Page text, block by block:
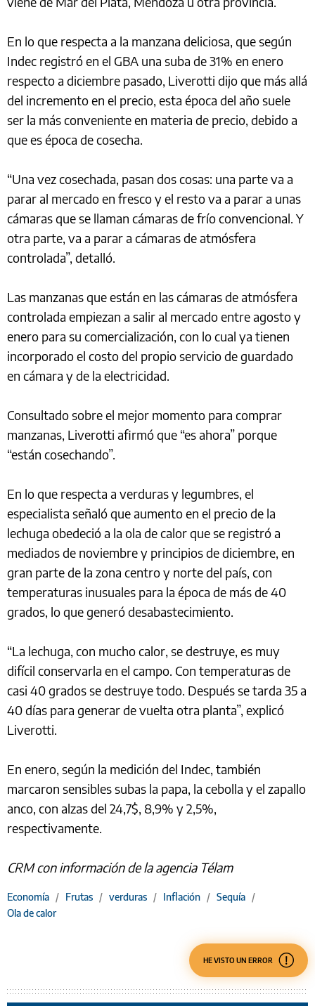
En lo que respecta a la manzana deliciosa, que según
Indec registró en el GBA una suba de 31% en enero
respecto a diciembre pasado, Liverotti dijo que más allá
del incremento en el precio, esta época del año suele
ser la más conveniente en materia de precio, debido a
que es época de cosecha.
“Una vez cosechada, pasan dos cosas: una parte va a
parar al mercado en fresco y el resto va a parar a unas
cámaras que se llaman cámaras de frío convencional. Y
otra parte, va a parar a cámaras de atmósfera
controlada”, detalló.
Las manzanas que están en las cámaras de atmósfera
controlada empiezan a salir al mercado entre agosto y
enero para su comercialización, con lo cual ya tienen
incorporado el costo del propio servicio de guardado
en cámara y de la electricidad.
Consultado sobre el mejor momento para comprar
manzanas, Liverotti afirmó que “es ahora” porque
“están cosechando”.
En lo que respecta a verduras y legumbres, el
especialista señaló que aumento en el precio de la
lechuga obedeció a la ola de calor que se registró a
mediados de noviembre y principios de diciembre, en
gran parte de la zona centro y norte del país, con
temperaturas inusuales para la época de más de 40
grados, lo que generó desabastecimiento.
“La lechuga, con mucho calor, se destruye, es muy
difícil conservarla en el campo. Con temperaturas de
casi 40 grados se destruye todo. Después se tarda 35 a
40 días para generar de vuelta otra planta”, explicó
Liverotti.
En enero, según la medición del Indec, también
marcaron sensibles subas la papa, la cebolla y el zapallo
anco, con alzas del 24,7$, 8,9% y 2,5%,
respectivamente.
CRM con información de la agencia Télam
Economía / Frutas / verduras / Inflación / Sequía /
Ola de calor
HE VISTO UN ERROR